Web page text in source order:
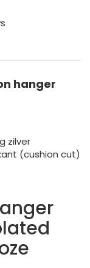
hanger
zilver
(cushion cut)